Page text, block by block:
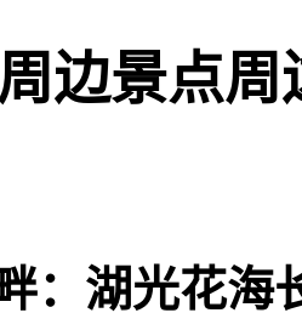
周边景点周
：湖光花海